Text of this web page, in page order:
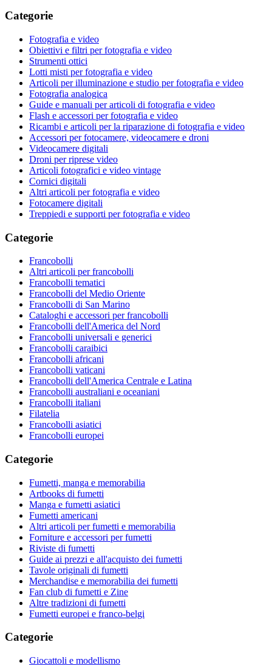
Categorie
Fotografia e video
Obiettivi e filtri per fotografia e video
Strumenti ottici
Lotti misti per fotografia e video
Articoli per illuminazione e studio per fotografia e video
Fotografia analogica
Guide e manuali per articoli di fotografia e video
Flash e accessori per fotografia e video
Ricambi e articoli per la riparazione di fotografia e video
Accessori per fotocamere, videocamere e droni
Videocamere digitali
Droni per riprese video
Articoli fotografici e video vintage
Cornici digitali
Altri articoli per fotografia e video
Fotocamere digitali
Treppiedi e supporti per fotografia e video
Categorie
Francobolli
Altri articoli per francobolli
Francobolli tematici
Francobolli del Medio Oriente
Francobolli di San Marino
Cataloghi e accessori per francobolli
Francobolli dell'America del Nord
Francobolli universali e generici
Francobolli caraibici
Francobolli africani
Francobolli vaticani
Francobolli dell'America Centrale e Latina
Francobolli australiani e oceaniani
Francobolli italiani
Filatelia
Francobolli asiatici
Francobolli europei
Categorie
Fumetti, manga e memorabilia
Artbooks di fumetti
Manga e fumetti asiatici
Fumetti americani
Altri articoli per fumetti e memorabilia
Forniture e accessori per fumetti
Riviste di fumetti
Guide ai prezzi e all'acquisto dei fumetti
Tavole originali di fumetti
Merchandise e memorabilia dei fumetti
Fan club di fumetti e Zine
Altre tradizioni di fumetti
Fumetti europei e franco-belgi
Categorie
Giocattoli e modellismo